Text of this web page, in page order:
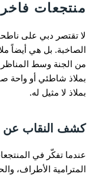
منتجعات
لا تقتصر دبي على
الصاخبة. بل هي أيضاً
من الجنة وسط المناظر
بملاذ شاطئي أو واحة
بملاذ لا مثيل له.
كشف النقاب عن
عندما تفكّر في
المترامية الأطراف،